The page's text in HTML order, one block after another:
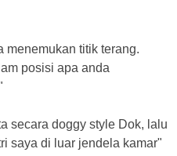
menemukan titik terang.
posisi apa anda
secara doggy style Dok, lalu
saya di luar jendela kamar"